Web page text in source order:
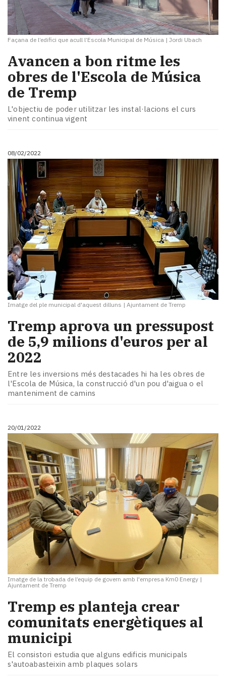
Façana de l’edifici que acull l’Escola Municipal de Música | Jordi Ubach
Avancen a bon ritme les
obres de l'Escola de Música
de Tremp
L'objectiu de poder utilitzar les instal·lacions el curs
vinent continua vigent
08/02/2022
Imatge del ple municipal d'aquest dilluns | Ajuntament de Tremp
Tremp aprova un pressupost
de 5,9 milions d'euros per al
2022
Entre les inversions més destacades hi ha les obres de
l'Escola de Música, la construcció d'un pou d'aigua o el
manteniment de camins
20/01/2022
Imatge de la trobada de l’equip de govern amb l'empresa Km0 Energy |
Ajuntament de Tremp
Tremp es planteja crear
comunitats energètiques al
municipi
El consistori estudia que alguns edificis municipals
s'autoabasteixin amb plaques solars